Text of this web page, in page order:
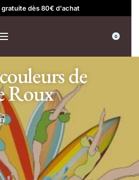
gratuite dès 80€ d'achat
0
de
Roux